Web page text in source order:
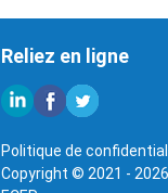
Reliez en ligne
Politique de
Copyright © 2021 -